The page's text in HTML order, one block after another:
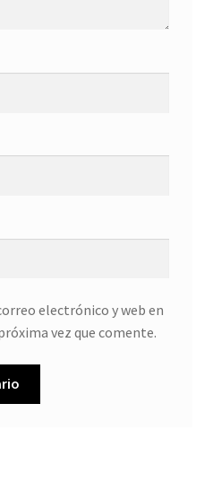
electrónico y web en
vez que comente.